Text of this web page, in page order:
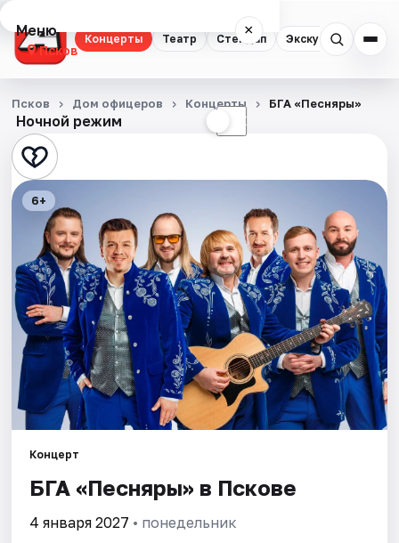
Концерты Театр Стендап Экскурсии
Меню ×
Псков
Концерты
Театр
Стендап
Экскурсии
События
Города
Площадки
Артисты
Ночной режим ☾
Псков Дом офицеров Концерты БГА «Песняры»
6+
Концерт
БГА «Песняры» в Пскове
4 января 2027 • понедельник